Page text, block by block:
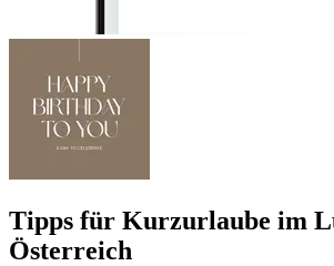
Tipps für Kurzurlaube im
Österreich